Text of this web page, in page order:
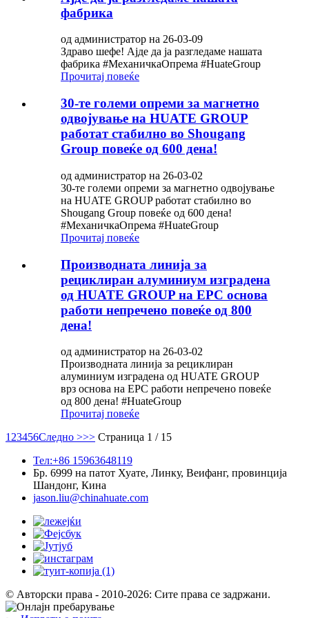
фабрика
од администратор на 26-03-09
Здраво шефе! Ајде да ја разгледаме нашата
фабрика #МеханичкаОпрема #HuateGroup
Прочитај повеќе
30-те големи опреми за магнетно
одвојување на HUATE GROUP
работат стабилно во Shougang
Group повеќе од 600 дена!
од администратор на 26-03-02
30-те големи опреми за магнетно одвојување
на HUATE GROUP работат стабилно во
Shougang Group повеќе од 600 дена!
#МеханичкаОпрема #HuateGroup
Прочитај повеќе
Производната линија за
рециклиран алуминиум изградена
од HUATE GROUP на EPC основа
работи непречено повеќе од 800
дена!
од администратор на 26-03-02
Производната линија за рециклиран
алуминиум изградена од HUATE GROUP
врз основа на EPC работи непречено повеќе
од 800 дена! #HuateGroup
Прочитај повеќе
1 23456Следно >>> Страница 1 / 15
Тел:+86 15963648119
Бр. 6999 на патот Хуате, Линку, Веифанг, провинција
Шандонг, Кина
jason.liu@chinahuate.com
© Авторски права - 2010-2026: Сите права се задржани.